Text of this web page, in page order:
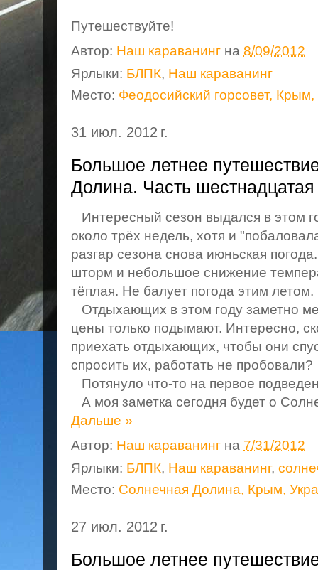
Путешествуйте!
Автор: Наш караванинг на 8/09/2012
Ярлыки: БЛПК, Наш караванинг
Место: Феодосийский горсовет, Крым,
31 июл. 2012 г.
Большое летнее
Долина. Часть шестнадцатая
Интересный сезон выдался в этом
около трёх недель, хотя и
разгар сезона снова июньская
шторм и небольшое снижение
тёплая. Не балует погода этим летом.
Отдыхающих в этом году заметно
цены только подымают. Интересно,
приехать отдыхающих, чтобы они
спросить их, работать не пробовали?
Потянуло что-то на первое
А моя заметка сегодня будет о
Дальше »
Автор: Наш караванинг на 7/31/2012
Ярлыки: БЛПК, Наш караванинг,
Место: Солнечная Долина, Крым,
27 июл. 2012 г.
Большое летнее